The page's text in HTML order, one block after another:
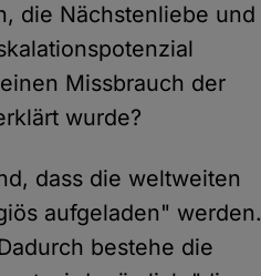
die Nächstenliebe und
Missbrauch der
wurde?
dass die weltweiten
aufgeladen" werden.
bestehe die